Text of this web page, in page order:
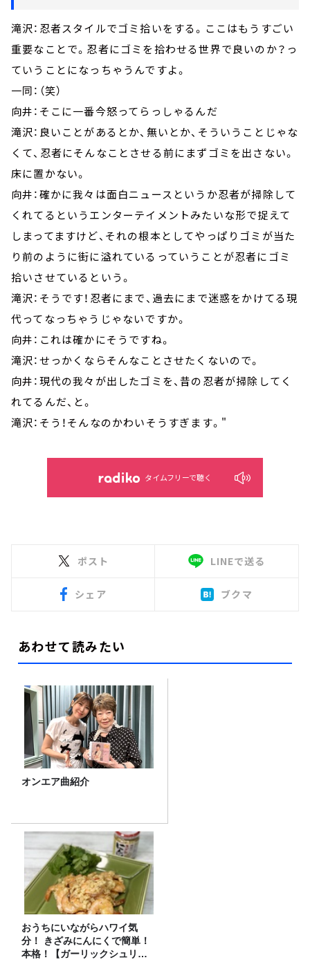
滝沢：忍者スタイルでゴミ拾いをする。ここはもうすごい
重要なことで。忍者にゴミを拾わせる世界で良いのか？っ
ていうことになっちゃうんですよ。
一同：（笑）
向井：そこに一番今怒ってらっしゃるんだ
滝沢：良いことがあるとか、無いとか、そういうことじゃな
くて、忍者にそんなことさせる前にまずゴミを出さない。
床に置かない。
向井：確かに我々は面白ニュースというか忍者が掃除して
くれてるというエンターテイメントみたいな形で捉えて
しまってますけど、それの根本としてやっぱりゴミが当た
り前のように街に溢れているっていうことが忍者にゴミ
拾いさせているという。
滝沢：そうです！忍者にまで、過去にまで迷惑をかけてる現
代ってなっちゃうじゃないですか。
向井：これは確かにそうですね。
滝沢：せっかくならそんなことさせたくないので。
向井：現代の我々が出したゴミを、昔の忍者が掃除してく
れてるんだ、と。
滝沢：そう！そんなのかわいそうすぎます。"
タイムフリーで聴く
ポスト LINEで送る
シェア ブクマ
あわせて読みたい
オンエア曲紹介
おうちにいながらハワイ気
分！ きざみにんにくで簡単！
本格！【ガーリックシュリン